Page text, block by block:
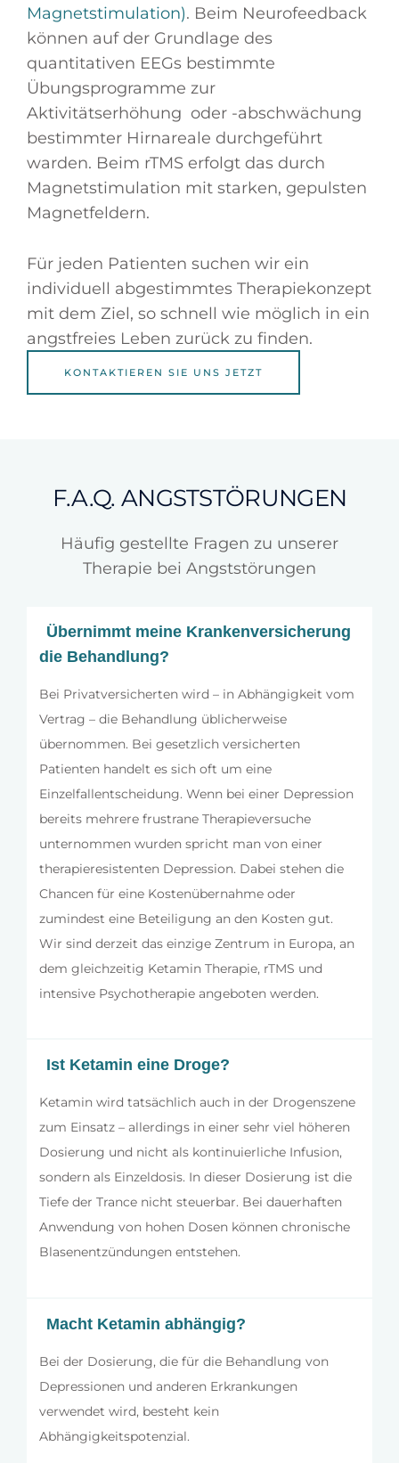
Magnetstimulation). Beim Neurofeedback
können auf der Grundlage des
quantitativen EEGs bestimmte
Übungsprogramme zur
Aktivitätserhöhung oder -abschwächung
bestimmter Hirnareale durchgeführt
warden. Beim rTMS erfolgt das durch
Magnetstimulation mit starken, gepulsten
Magnetfeldern.
Für jeden Patienten suchen wir ein
individuell abgestimmtes Therapiekonzept
mit dem Ziel, so schnell wie möglich in ein
angstfreies Leben zurück zu finden.
KONTAKTIEREN SIE UNS JETZT
F.A.Q. ANGSTSTÖRUNGEN
Häufig gestellte Fragen zu unserer
Therapie bei Angststörungen
Übernimmt meine Krankenversicherung
die Behandlung?
Bei Privatversicherten wird – in Abhängigkeit vom
Vertrag – die Behandlung üblicherweise
übernommen. Bei gesetzlich versicherten
Patienten handelt es sich oft um eine
Einzelfallentscheidung. Wenn bei einer Depression
bereits mehrere frustrane Therapieversuche
unternommen wurden spricht man von einer
therapieresistenten Depression. Dabei stehen die
Chancen für eine Kostenübernahme oder
zumindest eine Beteiligung an den Kosten gut.
Wir sind derzeit das einzige Zentrum in Europa, an
dem gleichzeitig Ketamin Therapie, rTMS und
intensive Psychotherapie angeboten werden.
Ist Ketamin eine Droge?
Ketamin wird tatsächlich auch in der Drogenszene
zum Einsatz – allerdings in einer sehr viel höheren
Dosierung und nicht als kontinuierliche Infusion,
sondern als Einzeldosis. In dieser Dosierung ist die
Tiefe der Trance nicht steuerbar. Bei dauerhaften
Anwendung von hohen Dosen können chronische
Blasenentzündungen entstehen.
Macht Ketamin abhängig?
Bei der Dosierung, die für die Behandlung von
Depressionen und anderen Erkrankungen
verwendet wird, besteht kein
Abhängigkeitspotenzial.